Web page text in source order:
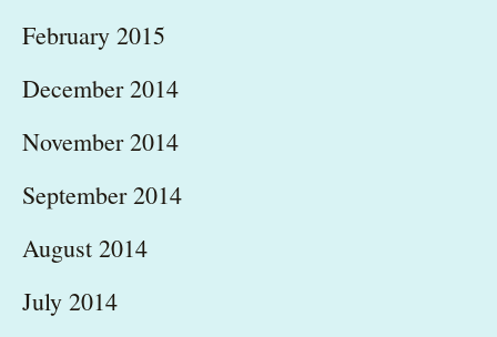
February 2015
December 2014
November 2014
September 2014
August 2014
July 2014